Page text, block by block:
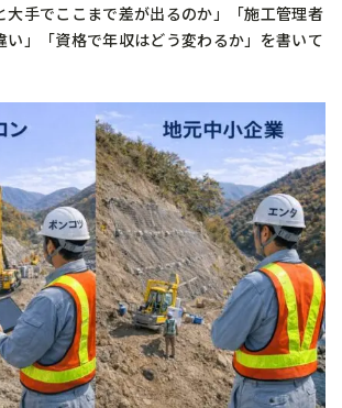
大手でここまで差が出るのか」「施工管理者
い」「資格で年収はどう変わるか」を書いて